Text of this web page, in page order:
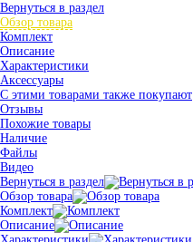
Вернуться в раздел
Обзор товара
Комплект
Описание
Характеристики
Аксессуары
С этими товарами также покупают
Отзывы
Похожие товары
Наличие
Файлы
Видео
Вернуться в раздел
Обзор товара
Комплект
Описание